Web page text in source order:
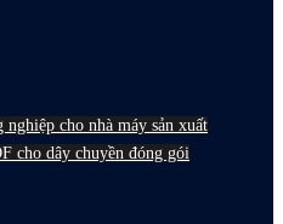
cho nhà máy sản xuất
cho dây chuyền đóng gói